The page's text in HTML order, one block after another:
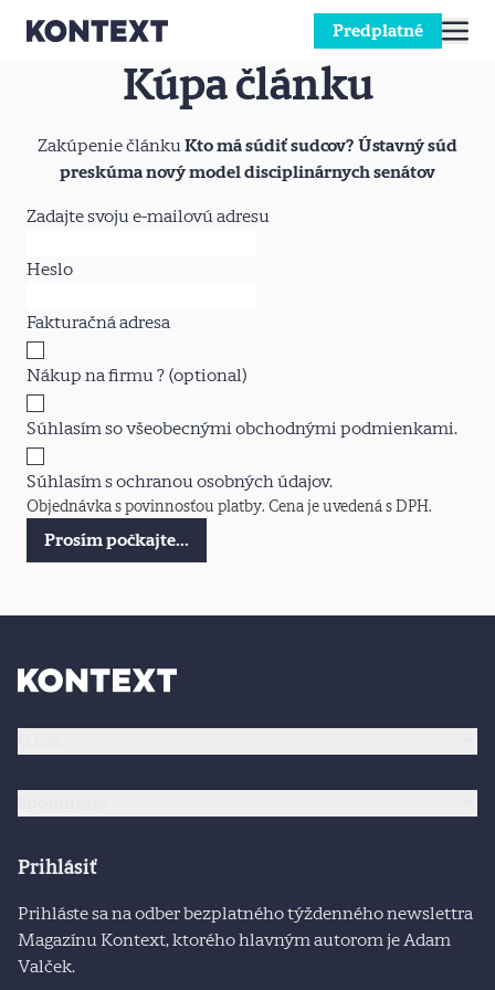
Predplatné
Kúpa článku
Zakúpenie článkuKto má súdiť sudcov? Ústavný súd
preskúma nový model disciplinárnych senátov
Zadajte svoju e-mailovú adresu
Heslo
Fakturačná adresa
Nákup na firmu ? (optional)
Súhlasím sovšeobecnými obchodnými podmienkami.
Súhlasím sochranou osobných údajov.
Objednávka s povinnosťou platby. Cena je uvedená s DPH.
Prosím počkajte...
Prihlásiť
Prihláste sa na odber bezplatného týždenného newslettra
Magazínu Kontext, ktorého hlavným autorom je Adam
Valček.